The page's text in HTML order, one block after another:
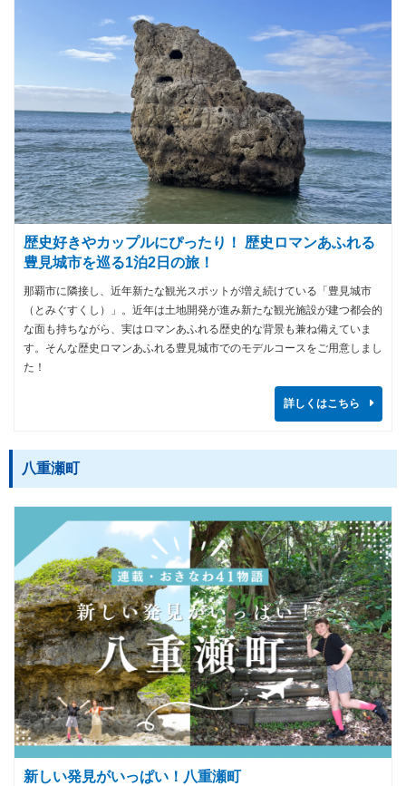
歴史好きやカップルにぴったり！ 歴史ロマンあふれる
豊見城市を巡る1泊2日の旅！
那覇市に隣接し、近年新たな観光スポットが増え続けている「豊見城市
（とみぐすくし）」。近年は土地開発が進み新たな観光施設が建つ都会的
な面も持ちながら、実はロマンあふれる歴史的な背景も兼ね備えていま
す。そんな歴史ロマンあふれる豊見城市でのモデルコースをご用意しまし
た！
詳しくはこちら
八重瀬町
新しい発見がいっぱい！八重瀬町